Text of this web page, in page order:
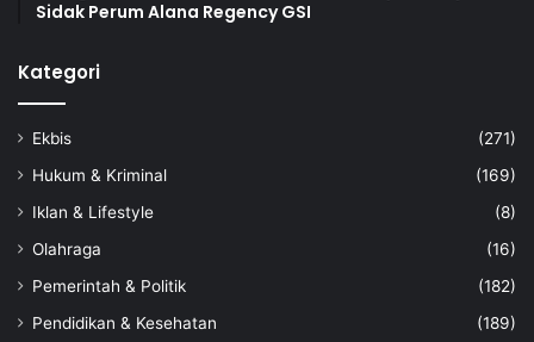
Sidak Perum Alana Regency GSI
Kategori
Ekbis
(271)
Hukum & Kriminal
(169)
Iklan & Lifestyle
(8)
Olahraga
(16)
Pemerintah & Politik
(182)
Pendidikan & Kesehatan
(189)